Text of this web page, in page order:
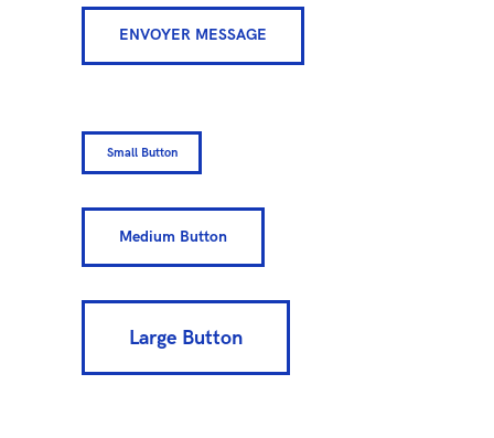
Small Button
Medium Button
Large Button